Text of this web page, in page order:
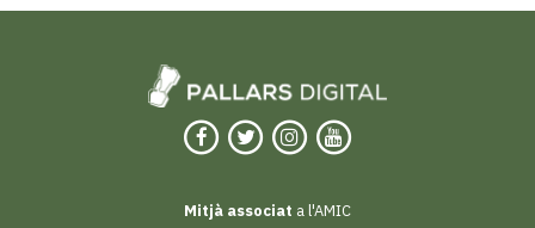
Mitjà associat a l'AMIC